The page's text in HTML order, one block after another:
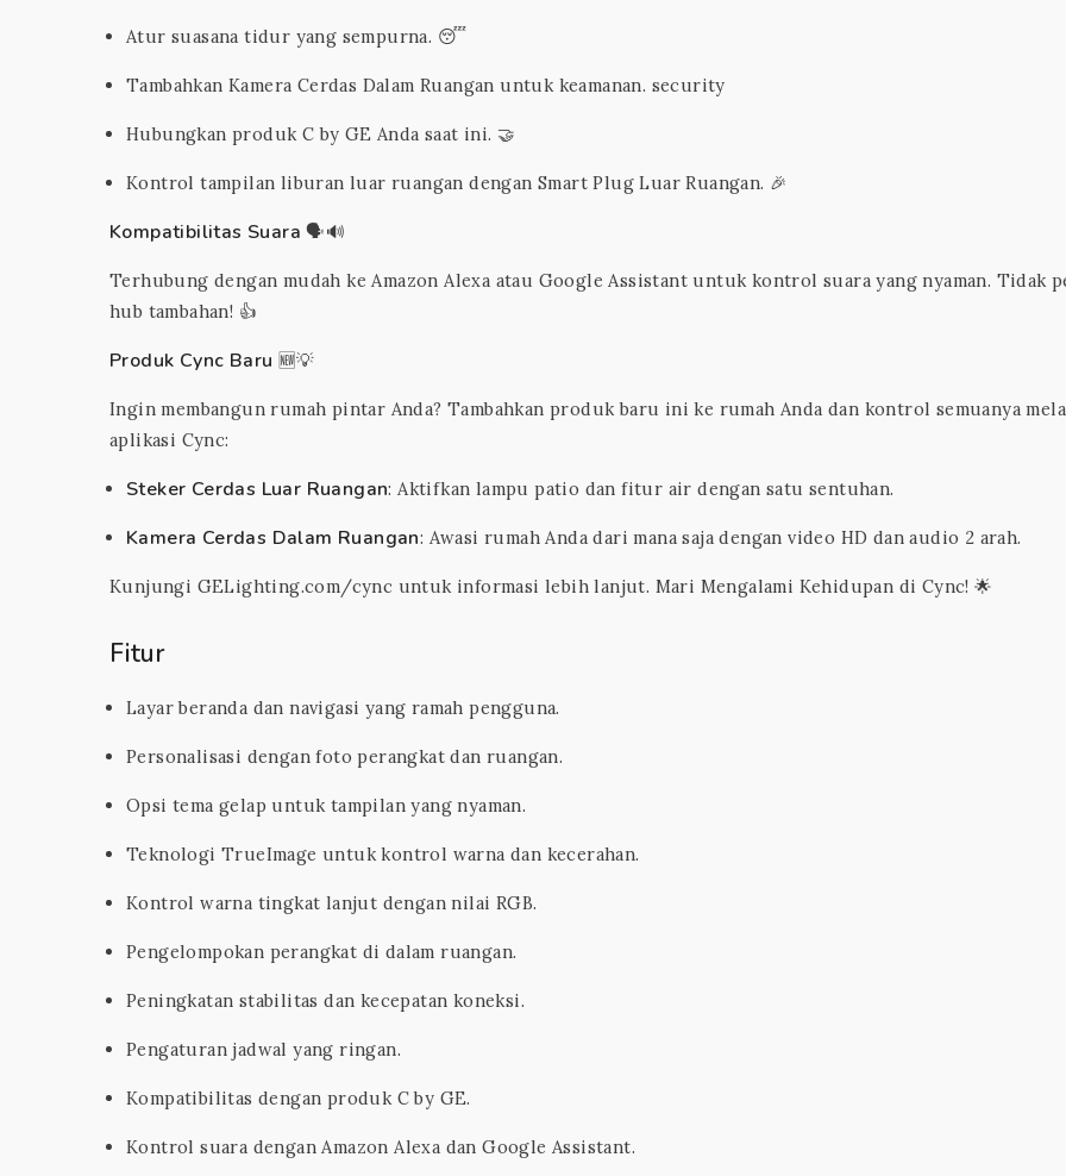
Atur suasana tidur yang sempurna. 😴
Tambahkan Kamera Cerdas Dalam Ruangan untuk keamanan. security
Hubungkan produk C by GE Anda saat ini. 🤝
Kontrol tampilan liburan luar ruangan dengan Smart Plug Luar Ruangan. 🎉
Kompatibilitas Suara 🗣️🔊
Terhubung dengan mudah ke Amazon Alexa atau Google Assistant untuk kontrol suara yang nyaman. Tidak
hub tambahan! 👍
Produk Cync Baru 🆕💡
Ingin membangun rumah pintar Anda? Tambahkan produk baru ini ke rumah Anda dan kontrol semuanya
aplikasi Cync:
Steker Cerdas Luar Ruangan: Aktifkan lampu patio dan fitur air dengan satu sentuhan.
Kamera Cerdas Dalam Ruangan: Awasi rumah Anda dari mana saja dengan video HD dan audio 2 arah.
Kunjungi GELighting.com/cync untuk informasi lebih lanjut. Mari Mengalami Kehidupan di Cync! 🌟
Fitur
Layar beranda dan navigasi yang ramah pengguna.
Personalisasi dengan foto perangkat dan ruangan.
Opsi tema gelap untuk tampilan yang nyaman.
Teknologi TrueImage untuk kontrol warna dan kecerahan.
Kontrol warna tingkat lanjut dengan nilai RGB.
Pengelompokan perangkat di dalam ruangan.
Peningkatan stabilitas dan kecepatan koneksi.
Pengaturan jadwal yang ringan.
Kompatibilitas dengan produk C by GE.
Kontrol suara dengan Amazon Alexa dan Google Assistant.